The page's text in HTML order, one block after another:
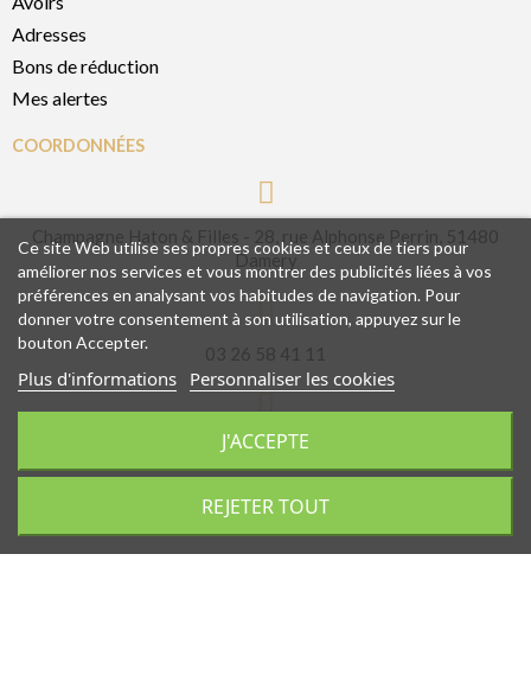
Adresses
Bons de réduction
Mes alertes
COORDONNÉES
Champagne Haton & Filles - 28, rue Alphonse Perrin, 51480
Damery
03 26 58 41 11
contact@champagnehatonetfilles.fr
Ce site Web utilise ses propres cookies et ceux de tiers pour
améliorer nos services et vous montrer des publicités liées à vos
préférences en analysant vos habitudes de navigation. Pour
donner votre consentement à son utilisation, appuyez sur le
bouton Accepter.
Plus d'informations Personnaliser les cookies
REJETER TOUT
J'ACCEPTE